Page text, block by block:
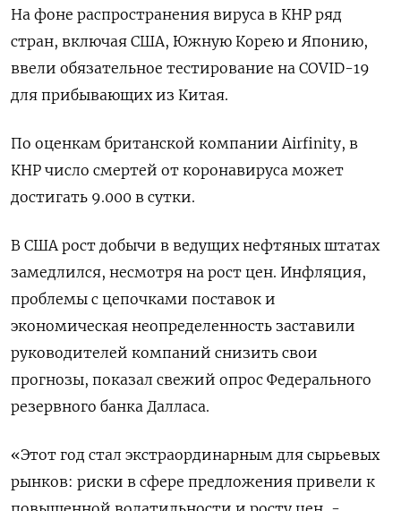
На фоне распространения вируса в КНР ряд
стран, включая США, Южную Корею и Японию,
ввели обязательное тестирование на COVID-19
для прибывающих из Китая.
По оценкам британской компании Airfinity, в
КНР число смертей от коронавируса может
достигать 9.000 в сутки.
В США рост добычи в ведущих нефтяных штатах
замедлился, несмотря на рост цен. Инфляция,
проблемы с цепочками поставок и
экономическая неопределенность заставили
руководителей компаний снизить свои
прогнозы, показал свежий опрос Федерального
резервного банка Далласа.
«Этот год стал экстраординарным для сырьевых
рынков: риски в сфере предложения привели к